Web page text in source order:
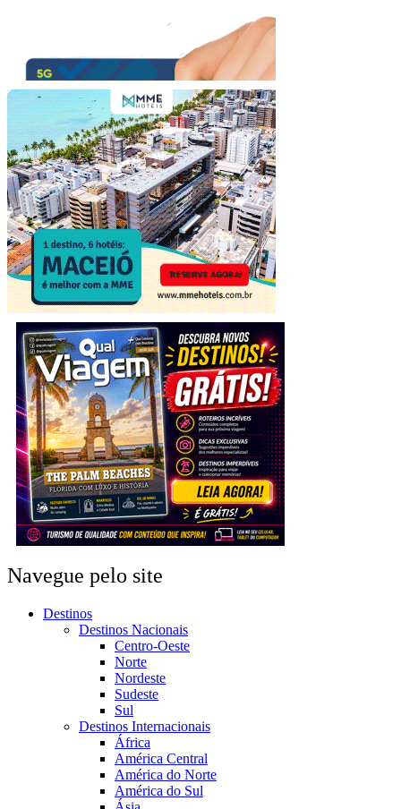
Navegue pelo site
Destinos
Destinos Nacionais
Centro-Oeste
Norte
Nordeste
Sudeste
Sul
Destinos Internacionais
África
América Central
América do Norte
América do Sul